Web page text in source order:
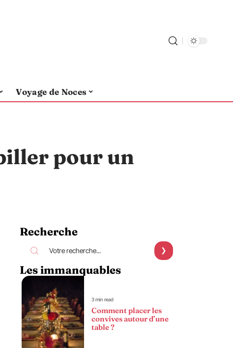
Voyage de Noces
pour un
Recherche
Les immanquables
3 min read
Comment placer les
convives autour d’une
table ?